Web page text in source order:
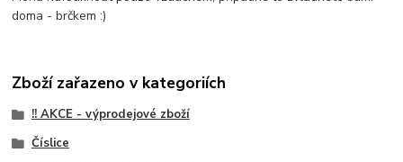
doma - brčkem :)
Zboží zařazeno v kategoriích
!! AKCE - výprodejové zboží
Číslice